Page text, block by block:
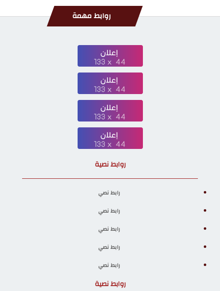
روابط مهمة
روابط نصية
رابط نصي
رابط نصي
رابط نصي
رابط نصي
رابط نصي
روابط نصية